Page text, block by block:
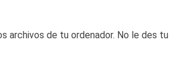
de tu ordenador. No le des